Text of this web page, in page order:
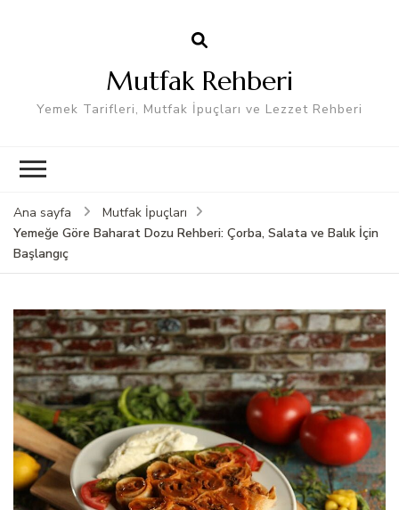
Mutfak Rehberi
Yemek Tarifleri, Mutfak İpuçları ve Lezzet Rehberi
Ana sayfa
Mutfak İpuçları
Yemeğe Göre Baharat Dozu Rehberi: Çorba, Salata ve Balık İçin
Başlangıç